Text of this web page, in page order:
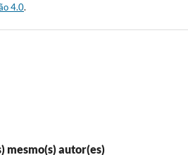
4.0.
mesmo(s) autor(es)